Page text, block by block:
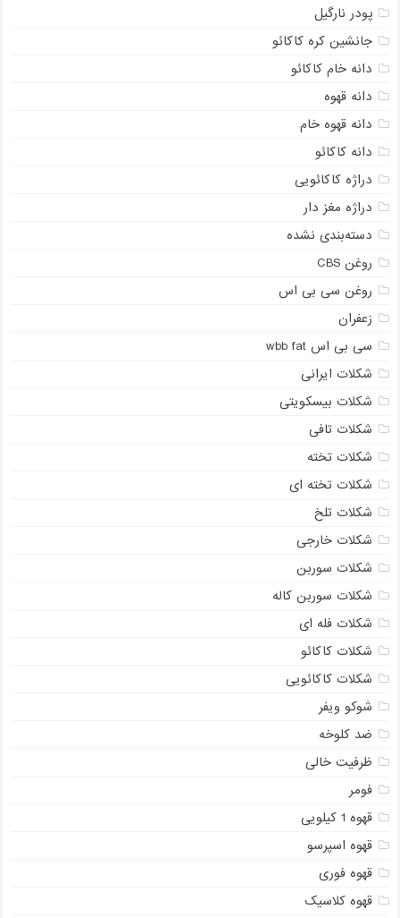
پودر نارگیل
جانشین کره کاکائو
دانه خام کاکائو
دانه قهوه
دانه قهوه خام
دانه کاکائو
دراژه کاکائویی
دراژه مغز دار
دسته‌بندی نشده
روغن CBS
روغن سی بی اس
زعفران
سی بی اس wbb fat
شکلات ایرانی
شکلات بیسکویتی
شکلات تافی
شکلات تخته
شکلات تخته ای
شکلات تلخ
شکلات خارجی
شکلات سوربن
شکلات سوربن کاله
شکلات فله ای
شکلات کاکائو
شکلات کاکائویی
شوکو ویفر
ضد کلوخه
ظرفیت خالی
فومر
قهوه 1 کیلویی
قهوه اسپرسو
قهوه فوری
قهوه کلاسیک